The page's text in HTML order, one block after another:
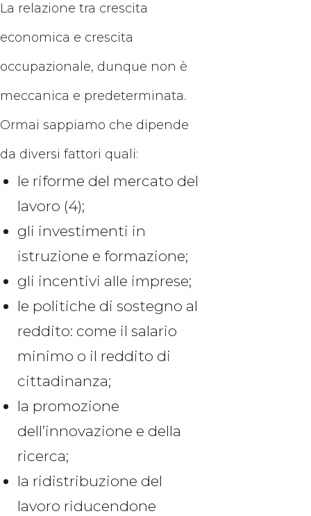
La relazione tra crescita
economica e crescita
occupazionale, dunque non è
meccanica e predeterminata.
Ormai sappiamo che dipende
da diversi fattori quali:
le riforme del mercato del
lavoro (4);
gli investimenti in
istruzione e formazione;
gli incentivi alle imprese;
le politiche di sostegno al
reddito: come il salario
minimo o il reddito di
cittadinanza;
la promozione
dell’innovazione e della
ricerca;
la ridistribuzione del
lavoro riducendone